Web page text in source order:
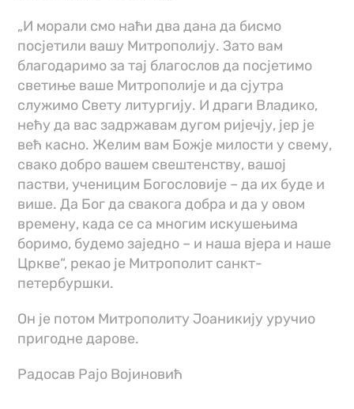
„И морали смо наћи два дана да бисмо
посјетили вашу Митрополију. Зато вам
благодаримо за тај благослов да посјетимо
светиње ваше Митрополије и да сјутра
служимо Свету литургију. И драги Владико,
нећу да вас задржавам дугом ријечју, јер је
већ касно. Желим вам Божје милости у свему,
свако добро вашем свештенству, вашој
пастви, ученицим Богословије – да их буде и
више. Да Бог да свакога добра и да у овом
времену, када се са многим искушењима
боримо, будемо заједно – и наша вјера и наше
Цркве“, рекао је Митрополит санкт-
петербуршки.
Он је потом Митрополиту Јоаникију уручио
пригодне дарове.
Радосав Рајо Војиновић